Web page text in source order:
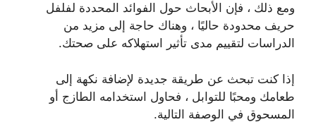
ومع ذلك ، فإن الأبحاث حول الفوائد المحددة لفلفل
حريف محدودة حاليًا ، وهناك حاجة إلى مزيد من
الدراسات لتقييم مدى تأثير استهلاكه على صحتك.
إذا كنت تبحث عن طريقة جديدة لإضافة نكهة إلى
طعامك ومحبًا للتوابل ، فحاول استخدامه الطازج أو
المسحوق في الوصفة التالية.